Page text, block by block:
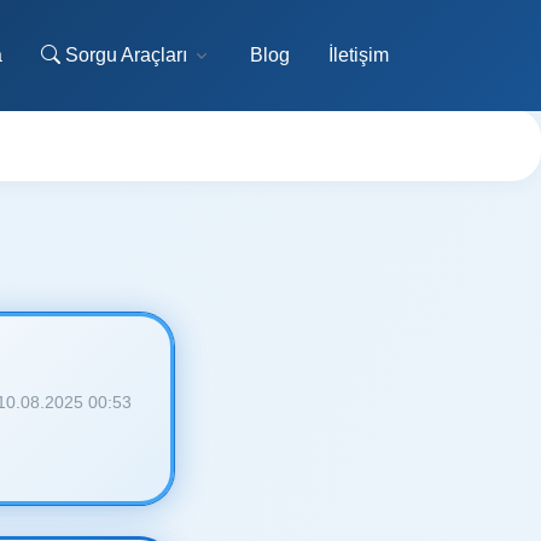
Sorgu Araçları Blog İletişim
00:53